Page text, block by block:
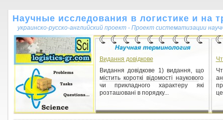
Научные исследования в логистике и на
украинско-русско-английский проект - Проект систематизации
Видання довідкове
Видання довідкове 1) видання, що
містить короткі відомості наукового
чи прикладного характеру які
розташовані в порядку...
Експериментальна група